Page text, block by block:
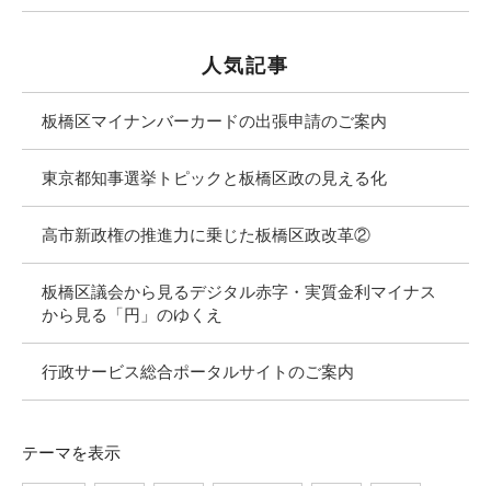
人気記事
板橋区マイナンバーカードの出張申請のご案内
東京都知事選挙トピックと板橋区政の見える化
高市新政権の推進力に乗じた板橋区政改革②
板橋区議会から見るデジタル赤字・実質金利マイナス
から見る「円」のゆくえ
行政サービス総合ポータルサイトのご案内
テーマを表示